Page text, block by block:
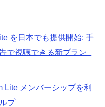
を日本でも提供開始: 手
で視聴できる新プラン -
Lite メンバーシップを利
プ